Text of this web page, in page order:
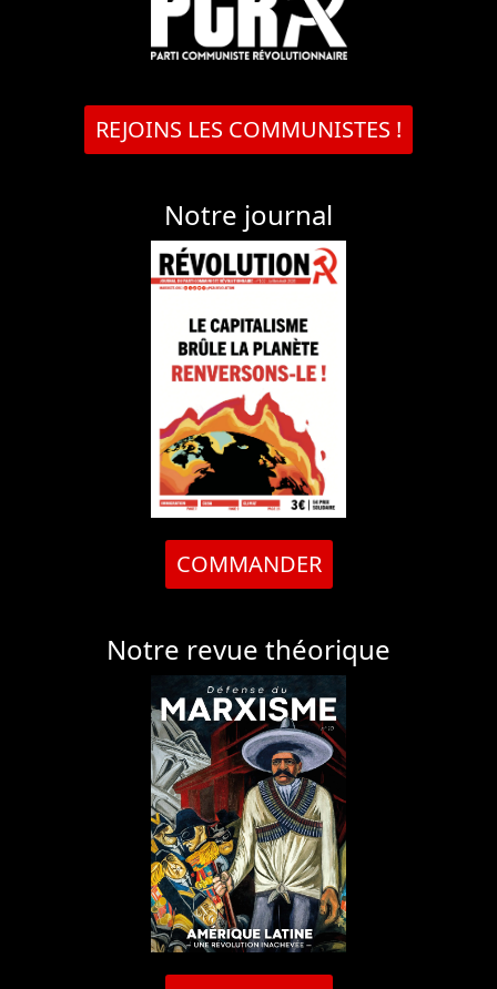
REJOINS LES COMMUNISTES !
Notre journal
COMMANDER
Notre revue théorique